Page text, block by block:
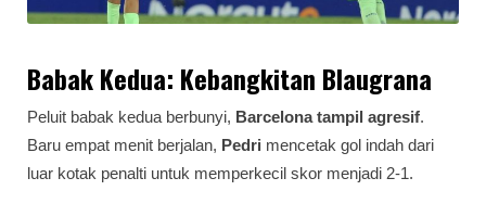
Babak Kedua: Kebangkitan Blaugrana
Peluit babak kedua berbunyi, Barcelona tampil agresif.
Baru empat menit berjalan, Pedri mencetak gol indah dari
luar kotak penalti untuk memperkecil skor menjadi 2-1.